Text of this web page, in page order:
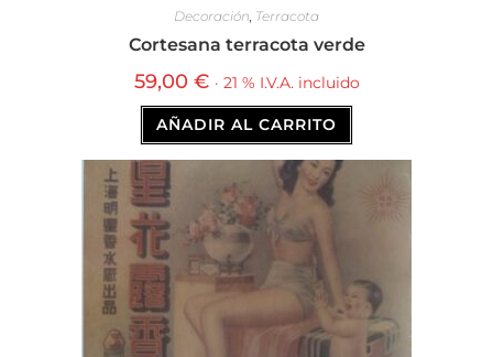
Decoración, Terracota
Cortesana terracota verde
59,00 € · 21 % I.V.A. incluido
AÑADIR AL CARRITO